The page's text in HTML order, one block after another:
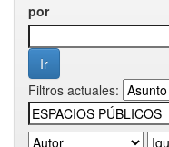
por
Filtros actuales: